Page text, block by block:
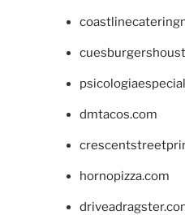
dmtacos.com
hornopizza.com